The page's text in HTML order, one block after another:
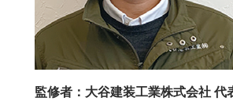
監修者：大谷建装工業株式会社 代